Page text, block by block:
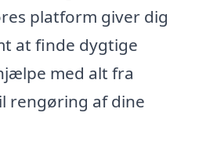
platform giver dig
at finde dygtige
med alt fra
rengøring af dine